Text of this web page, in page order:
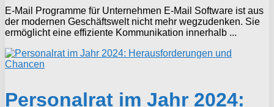
E-Mail Programme für Unternehmen E-Mail Software ist aus
der modernen Geschäftswelt nicht mehr wegzudenken. Sie
ermöglicht eine effiziente Kommunikation innerhalb ...
Personalrat im Jahr 2024: